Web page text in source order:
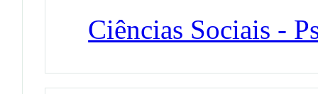
Ciências Sociais -